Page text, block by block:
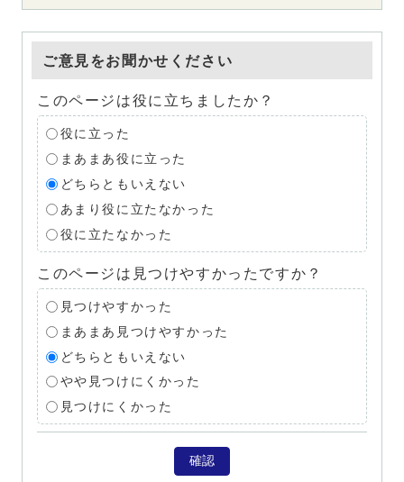
ご意見をお聞かせください
このページは役に立ちましたか？
役に立った
まあまあ役に立った
どちらともいえない
あまり役に立たなかった
役に立たなかった
このページは見つけやすかったですか？
見つけやすかった
まあまあ見つけやすかった
どちらともいえない
やや見つけにくかった
見つけにくかった
確認